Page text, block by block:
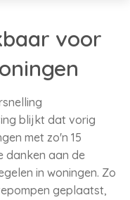
voor
blijkt dat vorig
met zo'n 15
danken aan de
in woningen. Zo
geplaatst,